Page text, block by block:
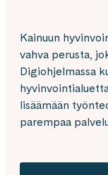
Kainuun
vahva perusta,
Digiohjelmassa
lisäämään
parempaa